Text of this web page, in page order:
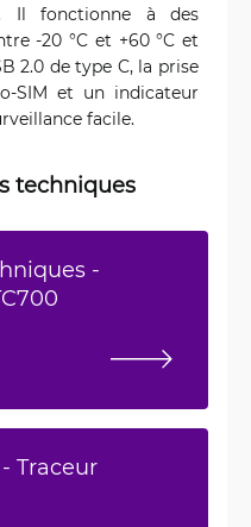
Il fonctionne à des
-20 °C et +60 °C et
2.0 de type C, la prise
SIM et un indicateur
facile.
techniques
-
Traceur